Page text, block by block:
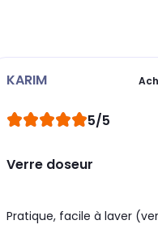
KARIM
5/5
Verre doseur
Pratique, facile à laver